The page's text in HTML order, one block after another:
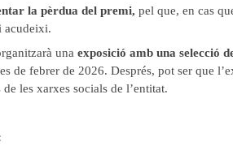
la pèrdua del premi, pel que, en cas
acudeixi.
una exposició amb una selecció
de febrer de 2026. Després, pot ser que
les xarxes socials de l’entitat.